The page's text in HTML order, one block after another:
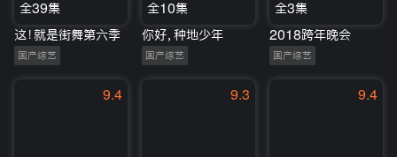
全39集
这！就是街舞第六季
国产综艺
全10集
你好，种地少年
国产综艺
全3集
2018跨年晚会
国产综艺
9.4 9.3 9.4